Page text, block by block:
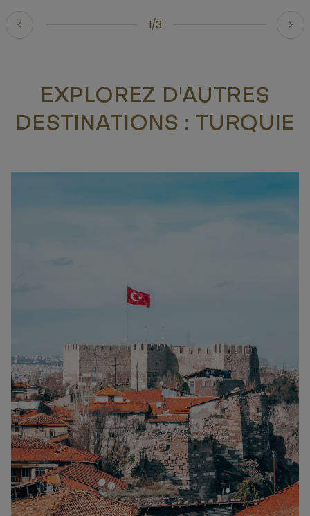
1/3
EXPLOREZ D'AUTRES
DESTINATIONS : TURQUIE